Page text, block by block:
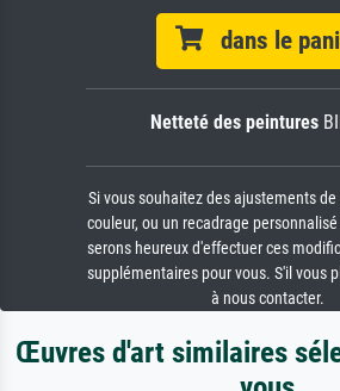
dans le
Netteté des peintures
Si vous souhaitez des ajustements
couleur, ou un recadrage
serons heureux d'effectuer ces
supplémentaires pour vous. S'il vous
à nous contacter.
Œuvres d'art similaires